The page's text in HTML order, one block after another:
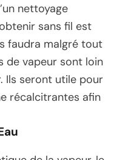
nettoyage
sans fil est
faudra malgré tout
de vapeur sont loin
Ils seront utile pour
récalcitrantes afin